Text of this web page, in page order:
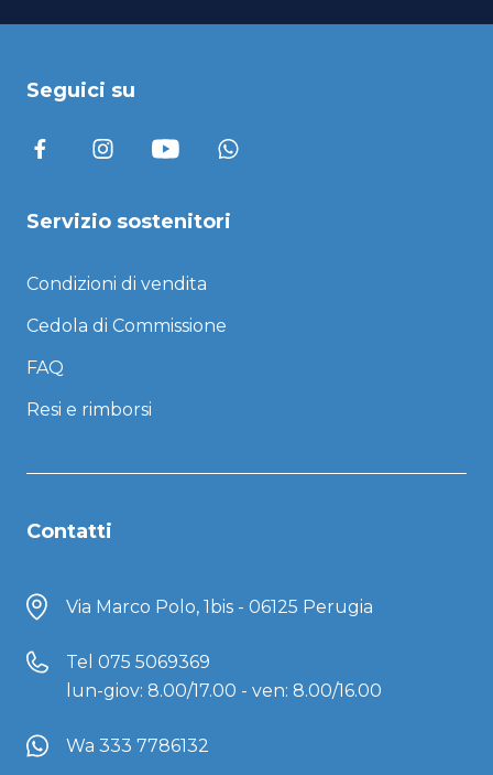
Seguici su
Servizio sostenitori
Condizioni di vendita
Cedola di Commissione
FAQ
Resi e rimborsi
Contatti
Via Marco Polo, 1bis - 06125 Perugia
Tel 075 5069369
lun-giov: 8.00/17.00 - ven: 8.00/16.00
Wa 333 7786132